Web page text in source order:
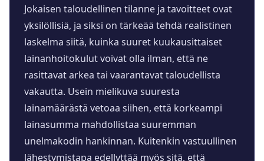
Jokaisen taloudellinen tilanne ja tavoitteet ovat
yksilöllisiä, ja siksi on tärkeää tehdä realistinen
laskelma siitä, kuinka suuret kuukausittaiset
lainanhoitokulut voivat olla ilman, että ne
rasittavat arkea tai vaarantavat taloudellista
vakautta. Usein mielikuva suuresta
lainamäärästä vetoaa siihen, että korkeampi
lainasumma mahdollistaa suuremman
unelmakodin hankinnan. Kuitenkin vastuullinen
lähestymistapa edellyttää myös sitä, että